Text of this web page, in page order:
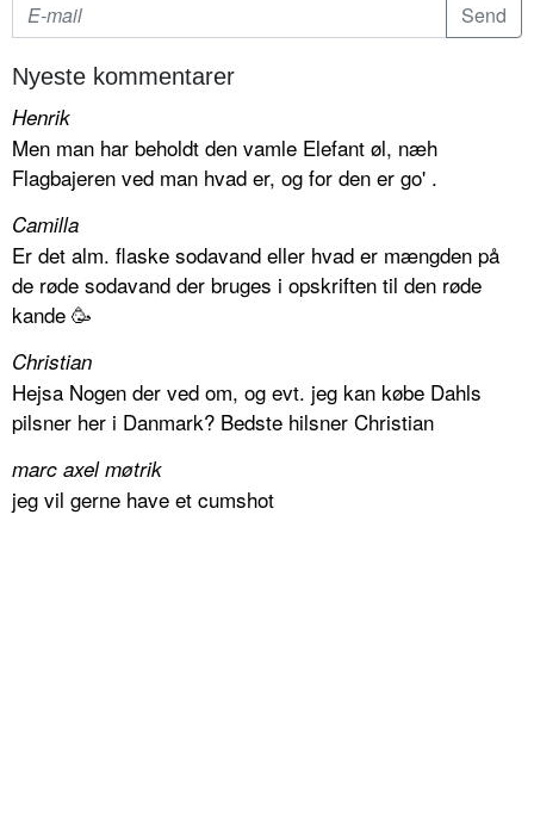
Nyeste kommentarer
Henrik
Men man har beholdt den vamle Elefant øl, næh
Flagbajeren ved man hvad er, og for den er go' .
Camilla
Er det alm. flaske sodavand eller hvad er mængden på
de røde sodavand der bruges i opskriften til den røde
kande 🥳
Christian
Hejsa Nogen der ved om, og evt. jeg kan købe Dahls
pilsner her i Danmark? Bedste hilsner Christian
marc axel møtrik
jeg vil gerne have et cumshot